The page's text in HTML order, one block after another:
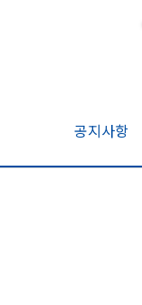
공지사항